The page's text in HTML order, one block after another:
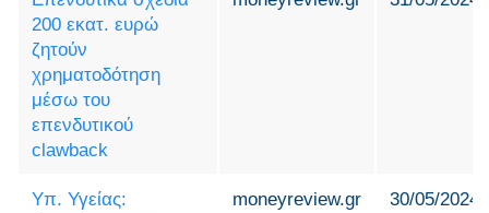
200 εκατ. ευρώ
ζητούν
χρηματοδότηση
μέσω του
επενδυτικού
clawback
Υπ. Υγείας:
moneyreview.gr 30/05/2024